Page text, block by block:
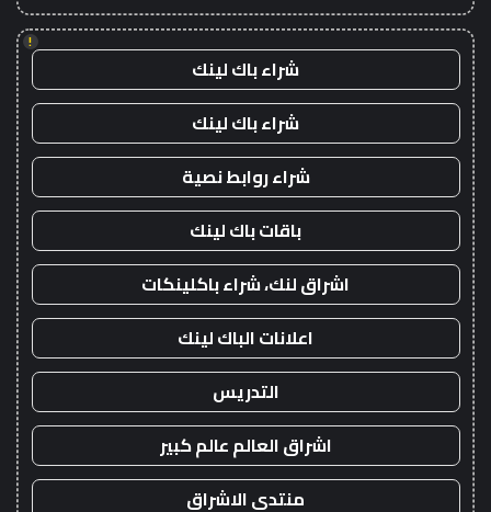
!
شراء باك لينك
شراء باك لينك
شراء روابط نصية
باقات باك لينك
اشراق لنك، شراء باكلينكات
اعلانات الباك لينك
التدريس
اشراق العالم عالم كبير
منتدى الاشراق